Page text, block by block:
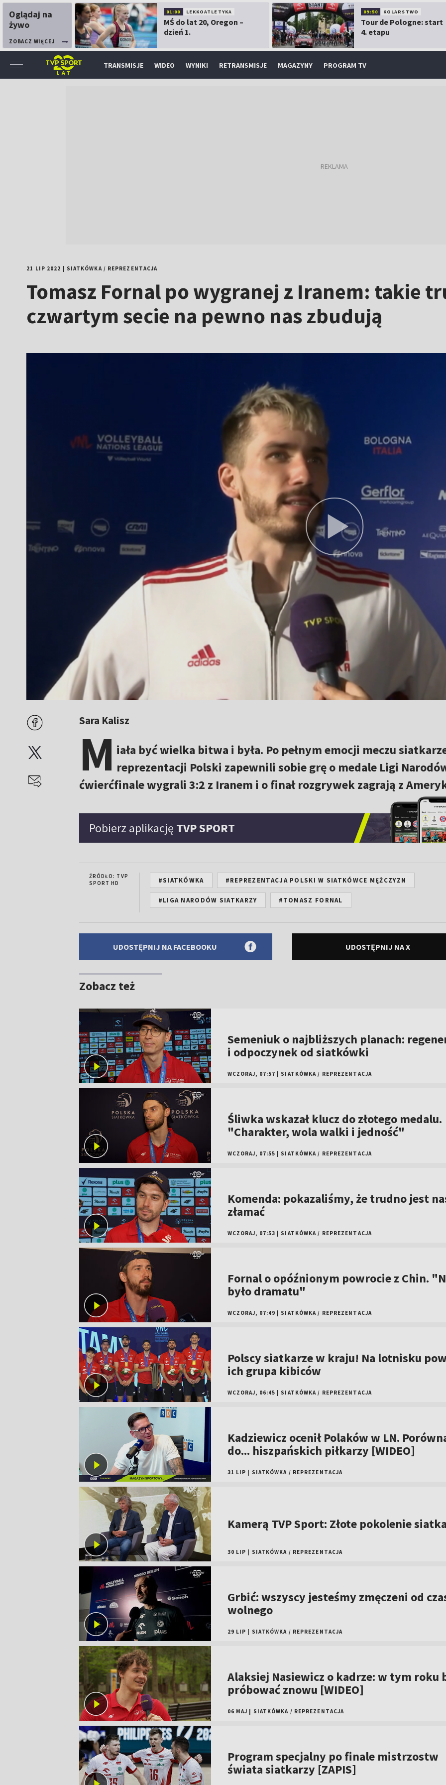
Oglądaj na
żywo
ZOBACZ WIĘCEJ
01:00 LEKKOATLETYKA
MŚ do lat 20, Oregon –
dzień 1.
09:50 KOLARSTWO
Tour de Pologne: start
4. etapu
TRANSMISJE WIDEO WYNIKI RETRANSMISJE MAGAZYNY PROGRAM TV
21 LIP 2022 SIATKÓWKA/ REPREZENTACJA
Tomasz Fornal po wygranej z Iranem: takie
czwartym secie na pewno nas zbudują
Sara Kalisz
M iała być wielka bitwa i była. Po pełnym emocji meczu
reprezentacji Polski zapewnili sobie grę o medale Ligi
ćwierćfinale wygrali 3:2 z Iranem i o finał rozgrywek zagrają z
Pobierz aplikację TVP SPORT
ŹRÓDŁO: TVP
SPORT HD
#SIATKÓWKA #REPREZENTACJA POLSKI W SIATKÓWCE MĘŻCZYZN
#LIGA NARODÓW SIATKARZY #TOMASZ FORNAL
UDOSTĘPNIJ NA FACEBOOKU UDOSTĘPNIJ NA X
Zobacz też
Semeniuk o najbliższych planach:
i odpoczynek od siatkówki
WCZORAJ, 07:57 SIATKÓWKA / REPREZENTACJA
Śliwka wskazał klucz do złotego medalu.
"Charakter, wola walki i jedność"
WCZORAJ, 07:55 SIATKÓWKA / REPREZENTACJA
Komenda: pokazaliśmy, że trudno jest
złamać
WCZORAJ, 07:53 SIATKÓWKA / REPREZENTACJA
Fornal o opóźnionym powrocie z Chin.
było dramatu"
WCZORAJ, 07:49 SIATKÓWKA / REPREZENTACJA
Polscy siatkarze w kraju! Na lotnisku
ich grupa kibiców
WCZORAJ, 06:45 SIATKÓWKA / REPREZENTACJA
Kadziewicz ocenił Polaków w LN.
do... hiszpańskich piłkarzy [WIDEO]
31 LIP SIATKÓWKA / REPREZENTACJA
Kamerą TVP Sport: Złote pokolenie
30 LIP SIATKÓWKA / REPREZENTACJA
Grbić: wszyscy jesteśmy zmęczeni od
wolnego
29 LIP SIATKÓWKA / REPREZENTACJA
Alaksiej Nasiewicz o kadrze: w tym roku
próbować znowu [WIDEO]
06 MAJ SIATKÓWKA / REPREZENTACJA
Program specjalny po finale mistrzostw
świata siatkarzy [ZAPIS]